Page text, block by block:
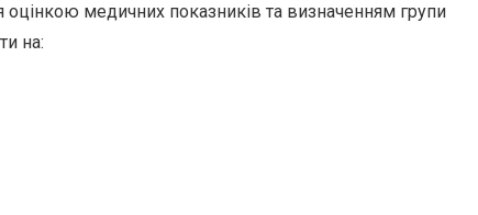
медичних показників та визначенням групи
на: